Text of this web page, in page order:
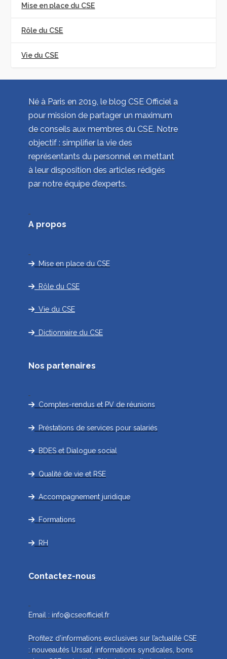
Mise en place du CSE
Rôle du CSE
Vie du CSE
Né à Paris en 2019, le blog CSE Officiel a
pour mission de partager un maximum
de conseils aux membres du CSE. Notre
objectif : simplifier la vie des
représentants du personnel en mettant
à leur disposition des articles rédigés
par notre équipe d’experts.
A propos
Mise en place du CSE
Rôle du CSE
Vie du CSE
Dictionnaire du CSE
Nos partenaires
Comptes-rendus et PV de réunions
Préstations de services pour salariés
BDES et Dialogue social
Qualité de vie et RSE
Accompagnement juridique
Formations
RH
Contactez-nous
Email : info@cseofficiel.fr
Profitez d’informations exclusives sur l’actualité CSE
: nouveautés Urssaf, informations syndicales, bons